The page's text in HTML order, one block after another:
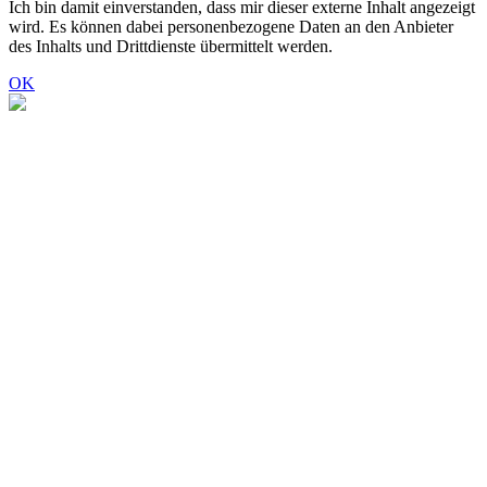
Ich bin damit einverstanden, dass mir dieser externe Inhalt angezeigt
wird. Es können dabei personenbezogene Daten an den Anbieter
des Inhalts und Drittdienste übermittelt werden.
OK